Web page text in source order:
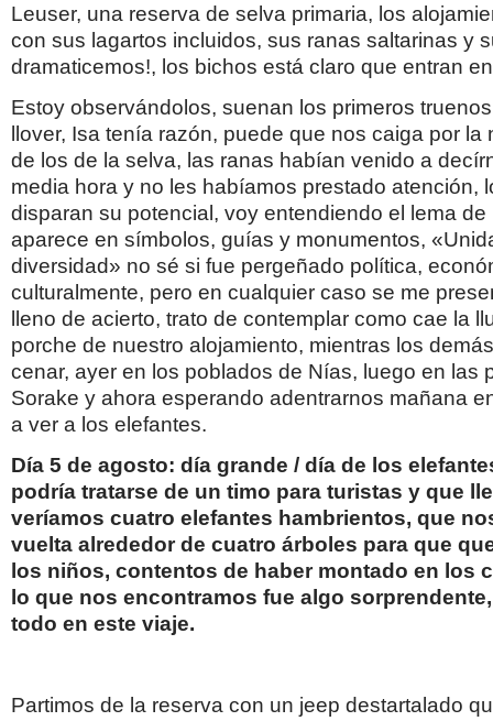
Leuser, una reserva de selva primaria, los
con sus lagartos incluidos, sus ranas saltarinas y
dramaticemos!, los bichos está claro que entran
Estoy observándolos, suenan los primeros
llover, Isa tenía razón, puede que nos caiga por la
de los de la selva, las ranas habían venido a
media hora y no les habíamos prestado atención,
disparan su potencial, voy entendiendo el lema
aparece en símbolos, guías y monumentos,
diversidad» no sé si fue pergeñado política,
culturalmente, pero en cualquier caso se me
lleno de acierto, trato de contemplar como cae la
porche de nuestro alojamiento, mientras los
cenar, ayer en los poblados de Nías, luego en las
Sorake y ahora esperando adentrarnos mañana
a ver a los elefantes.
Día 5 de agosto: día grande / día de los
podría tratarse de un timo para turistas y que
veríamos cuatro elefantes hambrientos, que
vuelta alrededor de cuatro árboles para que
los niños, contentos de haber montado en los
lo que nos encontramos fue algo
todo en este viaje.
Partimos de la reserva con un jeep destartalado